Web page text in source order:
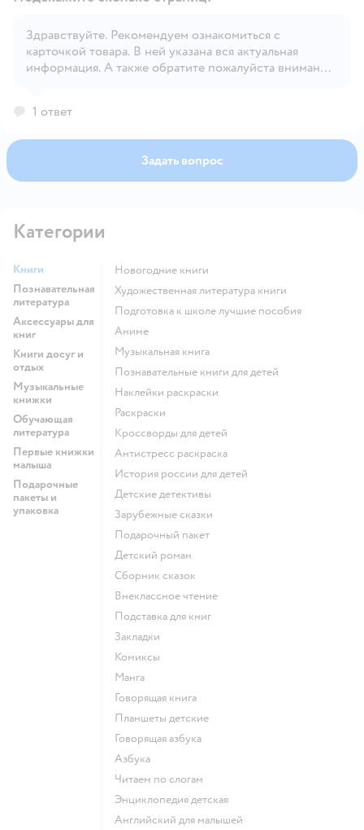
Открыть вопрос
Здравствуйте. Рекомендуем ознакомиться с
карточкой товара. В ней указана вся актуальная
информация. А также обратите пожалуйста внимание
1 ответ
Задать вопрос
Категории
Книги
Познавательная
литература
Аксессуары для
книг
Книги досуг и
отдых
Музыкальные
книжки
Обучающая
литература
Первые книжки
малыша
Подарочные
пакеты и
упаковка
новогодние книги
художественная литература книги
подготовка к школе лучшие пособия
Аниме
музыкальная книга
познавательные книги для детей
наклейки раскраски
раскраски
кроссворды для детей
антистресс раскраска
история россии для детей
детские детективы
зарубежные сказки
подарочный пакет
детский роман
сборник сказок
внеклассное чтение
подставка для книг
закладки
комиксы
манга
говорящая книга
Планшеты детские
говорящая азбука
азбука
читаем по слогам
энциклопедия детская
английский для малышей